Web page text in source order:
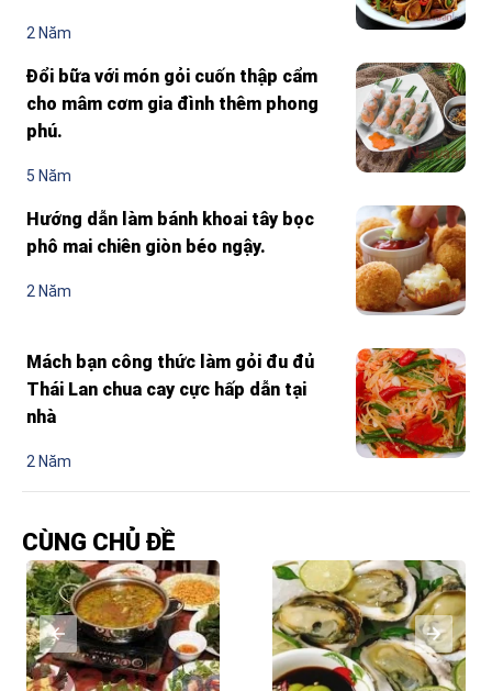
2 Năm
Đổi bữa với món gỏi cuốn thập cẩm
cho mâm cơm gia đình thêm phong
phú.
5 Năm
Hướng dẫn làm bánh khoai tây bọc
phô mai chiên giòn béo ngậy.
2 Năm
Mách bạn công thức làm gỏi đu đủ
Thái Lan chua cay cực hấp dẫn tại
nhà
2 Năm
CÙNG CHỦ ĐỀ